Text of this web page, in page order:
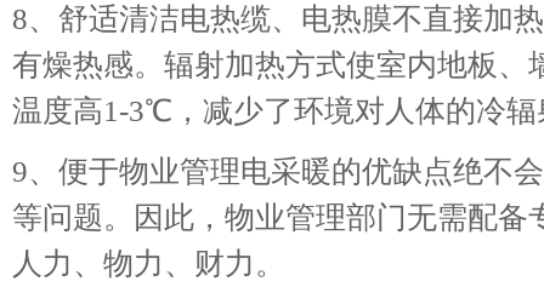
8、舒适清洁电热缆、电热膜不直接加
有燥热感。辐射加热方式使室内地板
温度高1-3℃，减少了环境对人体的冷
9、便于物业管理电采暖的优缺点绝不
等问题。因此，物业管理部门无需配
人力、物力、财力。